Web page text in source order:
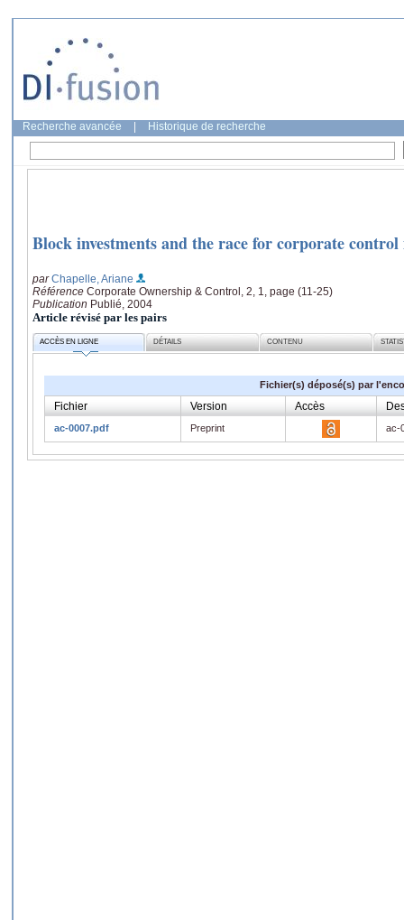
Recherche avancée Historique de recherche
Block investments and the race for corporate
parChapelle, Ariane
Référence Corporate Ownership & Control, 2, 1, page (11-25)
Publication Publié, 2004
Article révisé par les pairs
ACCÈS EN LIGNE DÉTAILS CONTENU
Fichier(s) déposé(s) par
Fichier Version Accès
ac-0007.pdf Preprint ac-